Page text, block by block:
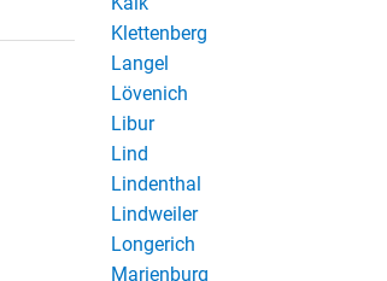
Klettenberg
Langel
Lövenich
Libur
Lind
Lindenthal
Lindweiler
Longerich
Marienburg